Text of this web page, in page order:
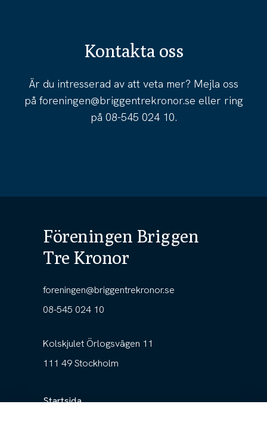
Kontakta oss
Är du intresserad av att veta mer? Mejla oss
påforeningen@briggentrekronor.se eller ring
på 08-545 024 10.
Föreningen Briggen
Tre Kronor
foreningen@briggentrekronor.se
08-545 024 10
Kolskjulet Örlogsvägen 11
111 49 Stockholm
Startsida